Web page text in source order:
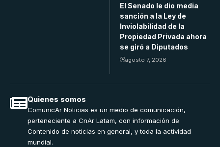
El Senado le dio media
sanción a la Ley de
Inviolabilidad de la
Propiedad Privada ahora
se giró a Diputados
agosto 7, 2026
Quienes somos
ComunicAr Noticias es un medio de comunicación,
perteneciente a CnAr Latam, con información de
Contenido de noticias en general, y toda la actividad
mundial.